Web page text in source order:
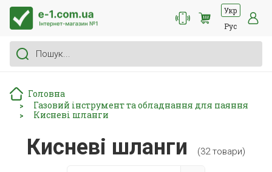
Укр
Рус
Головна
> Газовий інструмент та обладнання для паяння
> Кисневі шланги
Кисневі шланги (32 товари)